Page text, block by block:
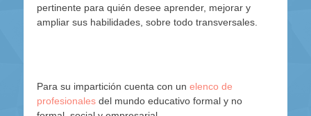
pertinente para quién desee aprender, mejorar y
ampliar sus habilidades, sobre todo transversales.
Para su impartición cuenta con un elenco de
profesionalesdel mundo educativo formal y no